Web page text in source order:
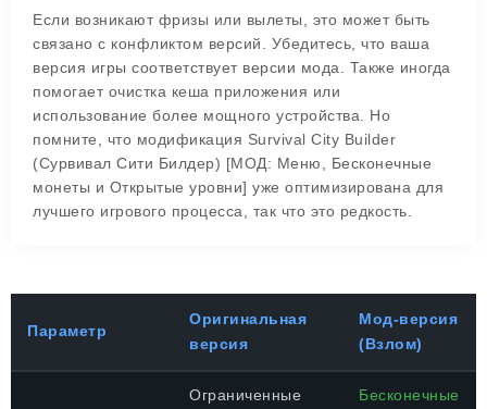
Если возникают фризы или вылеты, это может быть
связано с конфликтом версий. Убедитесь, что ваша
версия игры соответствует версии мода. Также иногда
помогает очистка кеша приложения или
использование более мощного устройства. Но
помните, что модификация Survival City Builder
(Сурвивал Сити Билдер) [МОД: Меню, Бесконечные
монеты и Открытые уровни] уже оптимизирована для
лучшего игрового процесса, так что это редкость.
Параметр
Оригинальная
версия
Мод-версия
(Взлом)
Ограниченные
Бесконечные